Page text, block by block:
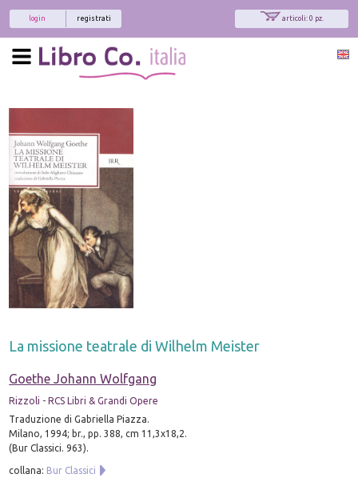
articoli: 0 pz.
registrati
login
La missione teatrale di Wilhelm Meister
Goethe Johann Wolfgang
Rizzoli - RCS Libri & Grandi Opere
Traduzione di Gabriella Piazza.
Milano, 1994; br., pp. 388, cm 11,3x18,2.
(Bur Classici. 963).
collana: Bur Classici